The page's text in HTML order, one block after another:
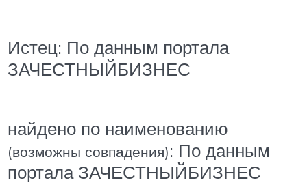
Истец: По данным портала
ЗАЧЕСТНЫЙБИЗНЕС
найдено по наименованию
(возможны совпадения): По данным
портала ЗАЧЕСТНЫЙБИЗНЕС